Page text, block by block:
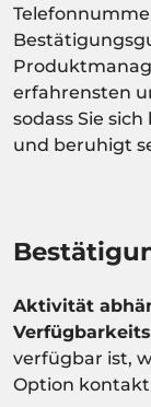
erfahrensten
sodass Sie
und beruhigt
Aktivität
verfügbar ist,
Option